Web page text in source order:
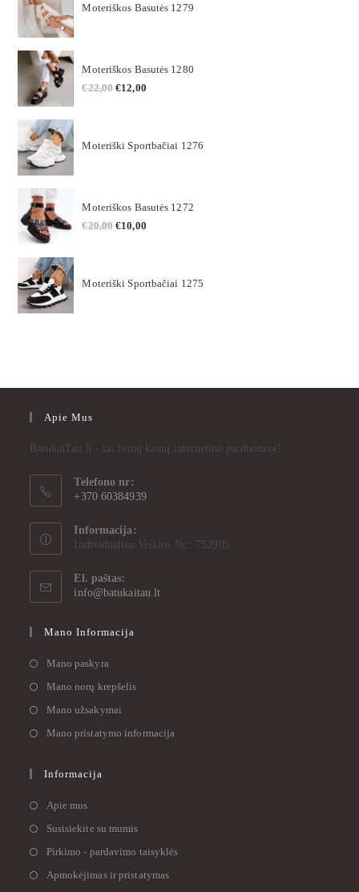
Moteriškos Basutės 1279
Moteriškos Basutės 1280
€22,00 €12,00
Moteriški Sportbačiai 1276
Moteriškos Basutės 1272
€20,00 €10,00
Moteriški Sportbačiai 1275
Apie Mus
BatukaiTau.lt - tai žemų kainų internetinė parduotuvė!
Telefono nr:
+370 60384939
Informacija:
Individualios Veiklos Nr.: 753905
El. paštas:
info@batukaitau.lt
Mano Informacija
Mano paskyra
Mano norų krepšelis
Mano užsakymai
Mano pristatymo informacija
Informacija
Apie mus
Susisiekite su mumis
Pirkimo - pardavimo taisyklės
Apmokėjimas ir pristatymas